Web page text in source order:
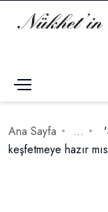
Ana Sayfa ...
keşfetmeye hazır